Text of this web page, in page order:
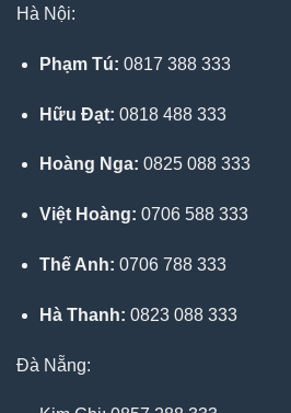
Hà Nội:
Phạm Tú: 0817 388 333
Hữu Đạt: 0818 488 333
Hoàng Nga: 0825 088 333
Việt Hoàng: 0706 588 333
Thế Anh: 0706 788 333
Hà Thanh: 0823 088 333
Đà Nẵng: